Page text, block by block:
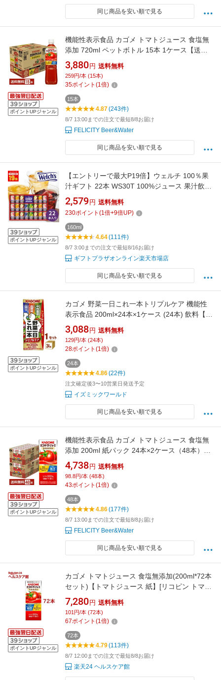
同じ商品を安い順で見る
ポイントUPジャンル
機能性表示食品 カゴメ トマトジュース 食塩無
添加 720ml ペットボトル 15本 1ケース【送料
無料（一部地域除く）】
3,880 円 送料無料
259円/本 (15本)
35ポイント (1倍)
15本
4.87(243件)
8/7 13:00までの注文で最短8/8お届け
FELICITY Beer&Water
同じ商品を安い順で見る
ポイントUPジャンル
【エントリーで最大P19倍】ウェルチ 100％果
汁ギフト 22本 WS30T 100%ジュース 果汁飲料
フルーツ 中元 お中元 御中元 夏ギフト 暑中見舞
い 残暑見舞い ギフトセット ジュース詰め合わ
せ 子供向け飲料 人気 贈答用 内祝い 法人ギフト
2,579 円 送料無料
230ポイント (1倍+9倍UP)
160ml
4.64(111件)
8/7 3:00までの注文で最短8/16お届け
ギフトプラザオンライン楽天市場店
同じ商品を安い順で見る
ポイントUPジャンル
カゴメ 野菜一日これ一本トリプルケア 機能性
表示食品 200ml×24本×1ケース (24本) 飲料【送
料無料※一部地域は除く】 血圧 血糖値 中性脂
肪
3,088 円 送料無料
129円/本 (24本)
28ポイント (1倍)
24本
4.86(22件)
注文確定後3〜10営業日発送予定
イズミックワールド
同じ商品を安い順で見る
ポイントUPジャンル
機能性表示食品 カゴメ トマトジュース 食塩無
添加 200ml 紙パック 24本×2ケース（48本）
【送料無料（一部地域除く）】
4,738 円 送料無料
98.8円/本 (48本)
43ポイント (1倍)
48本
4.86(177件)
8/7 13:00までの注文で最短8/8お届け
FELICITY Beer&Water
同じ商品を安い順で見る
ポイントUPジャンル
カゴメ トマトジュース 食塩無添加(200ml*72本
セット)【トマトジュース 紙】[リコピン トマト
100％ 紙パック 食塩不使用]
7,280 円 送料無料
101円/本 (72本)
67ポイント (1倍)
72本
4.79(113件)
8/7 12:00までの注文で最短8/8お届け
楽天24 ヘルスケア館